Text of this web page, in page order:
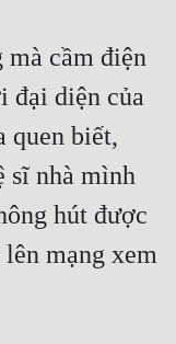
mà cầm điện
đại diện của
quen biết,
sĩ nhà mình
hút được
mạng xem